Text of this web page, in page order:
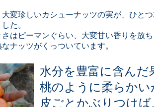
変珍しいカシューナッツの実が、ひと
た。
はピーマンぐらい、大変甘い香りを放
ナッツがくっついています。
水分を豊富に含んだ
桃のように柔らか
皮ごとかぶりつけ